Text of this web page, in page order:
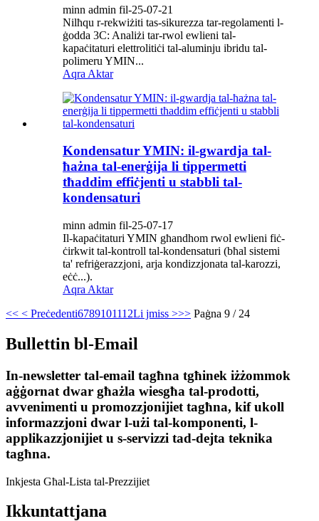
minn admin fil-25-07-21
Nilħqu r-rekwiżiti tas-sikurezza tar-regolamenti l-
ġodda 3C: Analiżi tar-rwol ewlieni tal-
kapaċitaturi elettrolitiċi tal-aluminju ibridu tal-
polimeru YMIN...
Aqra Aktar
Kondensatur YMIN: il-gwardja tal-
ħażna tal-enerġija li tippermetti
tħaddim effiċjenti u stabbli tal-
kondensaturi
minn admin fil-25-07-17
Il-kapaċitaturi YMIN għandhom rwol ewlieni fiċ-
ċirkwit tal-kontroll tal-kondensaturi (bħal sistemi
ta' refriġerazzjoni, arja kondizzjonata tal-karozzi,
eċċ...).
Aqra Aktar
<< < Preċedenti6789101112Li jmiss >>> Paġna 9 / 24
Bullettin bl-Email
In-newsletter tal-email tagħna tgħinek iżżommok
aġġornat dwar għażla wiesgħa tal-prodotti,
avvenimenti u promozzjonijiet tagħna, kif ukoll
informazzjoni dwar l-użi tal-komponenti, l-
applikazzjonijiet u s-servizzi tad-dejta teknika
tagħna.
Inkjesta Għal-Lista tal-Prezzijiet
Ikkuntattjana